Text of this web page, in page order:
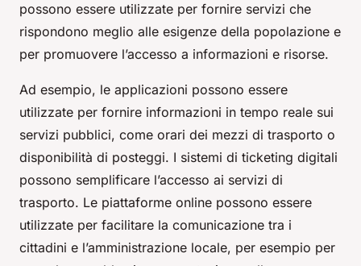
possono essere utilizzate per fornire servizi che
rispondono meglio alle esigenze della popolazione e
per promuovere l’accesso a informazioni e risorse.
Ad esempio, le applicazioni possono essere
utilizzate per fornire informazioni in tempo reale sui
servizi pubblici, come orari dei mezzi di trasporto o
disponibilità di posteggi. I sistemi di ticketing digitali
possono semplificare l’accesso ai servizi di
trasporto. Le piattaforme online possono essere
utilizzate per facilitare la comunicazione tra i
cittadini e l’amministrazione locale, per esempio per